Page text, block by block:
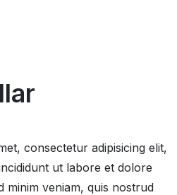
consectetur adipisicing elit,
ut labore et dolore
minim veniam, quis nostrud